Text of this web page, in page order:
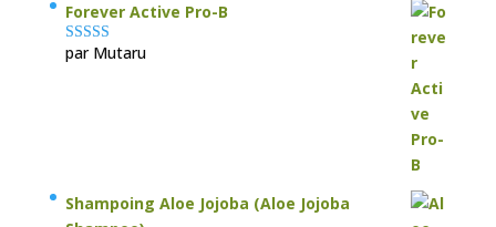
Forever Active Pro-B
Note4sur
par Mutaru
Shampoing Aloe Jojoba (Aloe Jojoba